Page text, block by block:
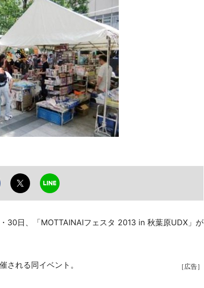
30日、「MOTTAINAIフェスタ 2013 in 秋葉原UDX」が
［広告］
れる同イベント。